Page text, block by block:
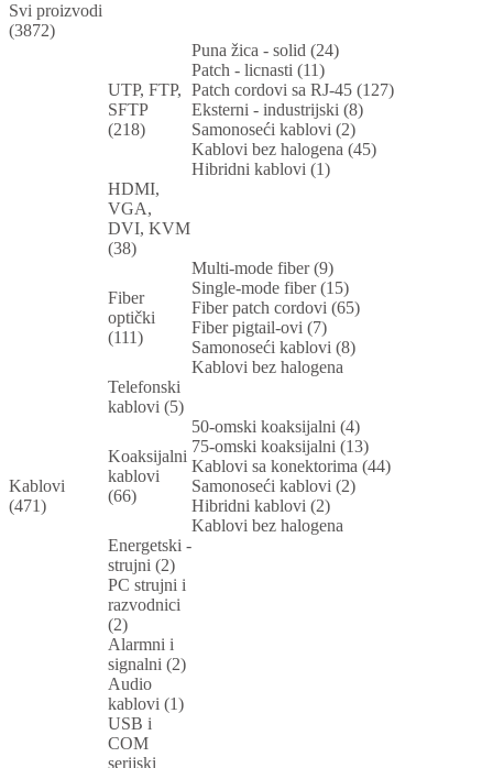
Svi proizvodi
(3872)
Kablovi
(471)
UTP, FTP,
SFTP
(218)
Puna žica - solid (24)
Patch - licnasti (11)
Patch cordovi sa RJ-45 (127)
Eksterni - industrijski (8)
Samonoseći kablovi (2)
Kablovi bez halogena (45)
Hibridni kablovi (1)
HDMI,
VGA,
DVI, KVM
(38)
Fiber
optički
(111)
Multi-mode fiber (9)
Single-mode fiber (15)
Fiber patch cordovi (65)
Fiber pigtail-ovi (7)
Samonoseći kablovi (8)
Kablovi bez halogena
Telefonski
kablovi (5)
Koaksijalni
kablovi
(66)
50-omski koaksijalni (4)
75-omski koaksijalni (13)
Kablovi sa konektorima (44)
Samonoseći kablovi (2)
Hibridni kablovi (2)
Kablovi bez halogena
Energetski -
strujni (2)
PC strujni i
razvodnici
(2)
Alarmni i
signalni (2)
Audio
kablovi (1)
USB i
COM
serijski